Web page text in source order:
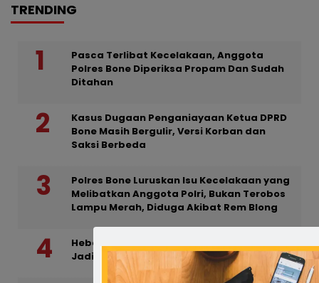
TRENDING
Pasca Terlibat Kecelakaan, Anggota
Polres Bone Diperiksa Propam Dan Sudah
Ditahan
Kasus Dugaan Penganiayaan Ketua DPRD
Bone Masih Bergulir, Versi Korban dan
Saksi Berbeda
Polres Bone Luruskan Isu Kecelakaan yang
Melibatkan Anggota Polri, Bukan Terobos
Lampu Merah, Diduga Akibat Rem Blong
Hebat! Siswa UPT SDN 24 Macanang Lolos
Jadi Pemeran Film Nasional ‘Akal Imitasi’